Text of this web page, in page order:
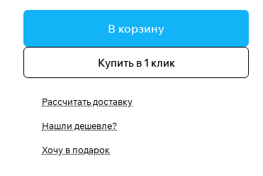
В корзину
Купить в 1 клик
Рассчитать доставку
Нашли дешевле?
Хочу в подарок